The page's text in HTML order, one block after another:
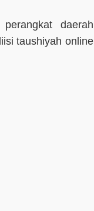
daerah
taushiyah online